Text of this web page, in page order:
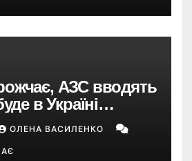
АЗС вводять
в Україні
ОЛЕНА ВАСИЛЕНКО